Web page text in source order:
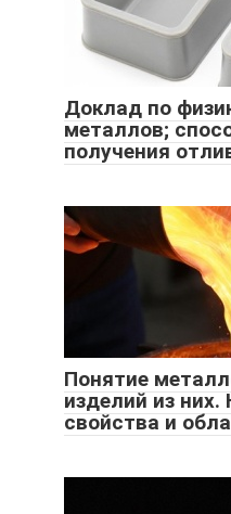
Доклад по
металлов;
получения
Понятие
изделий из
свойства и